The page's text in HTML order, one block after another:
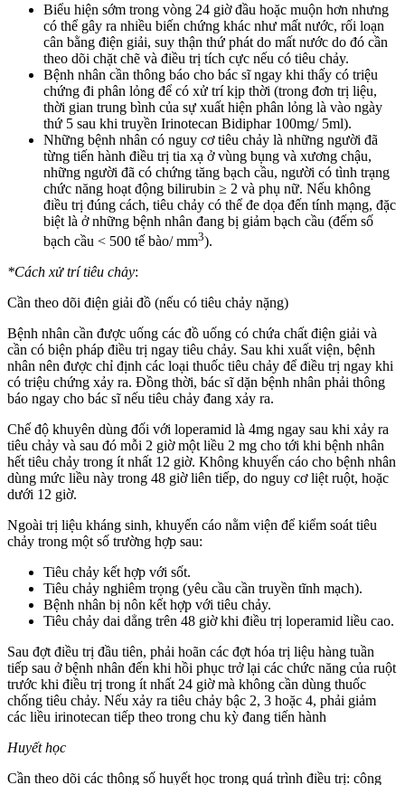
Biểu hiện sớm trong vòng 24 giờ đầu hoặc muộn hơn nhưng
có thể gây ra nhiều biến chứng khác như mất nước, rối loạn
cân bằng điện giải, suy thận thứ phát do mất nước do đó cần
theo dõi chặt chẽ và điều trị tích cực nếu có tiêu chảy.
Bệnh nhân cần thông báo cho bác sĩ ngay khi thấy có triệu
chứng đi phân lỏng để có xử trí kịp thời (trong đơn trị liệu,
thời gian trung bình của sự xuất hiện phân lỏng là vào ngày
thứ 5 sau khi truyền Irinotecan Bidiphar 100mg/ 5ml).
Những bệnh nhân có nguy cơ tiêu chảy là những người đã
từng tiến hành điều trị tia xạ ở vùng bụng và xương chậu,
những người đã có chứng tăng bạch cầu, người có tình trạng
chức năng hoạt động bilirubin ≥ 2 và phụ nữ. Nếu không
điều trị đúng cách, tiêu chảy có thể đe dọa đến tính mạng, đặc
biệt là ở những bệnh nhân đang bị giảm bạch cầu (đếm số
bạch cầu < 500 tế bào/ mm3).
*Cách xử trí tiêu chảy:
Cần theo dõi điện giải đồ (nếu có tiêu chảy nặng)
Bệnh nhân cần được uống các đồ uống có chứa chất điện giải và
cần có biện pháp điều trị ngay tiêu chảy. Sau khi xuất viện, bệnh
nhân nên được chỉ định các loại thuốc tiêu chảy để điều trị ngay khi
có triệu chứng xảy ra. Đồng thời, bác sĩ dặn bệnh nhân phải thông
báo ngay cho bác sĩ nếu tiêu chảy đang xảy ra.
Chế độ khuyên dùng đối với loperamid là 4mg ngay sau khi xảy ra
tiêu chảy và sau đó mỗi 2 giờ một liều 2 mg cho tới khi bệnh nhân
hết tiêu chảy trong ít nhất 12 giờ. Không khuyến cáo cho bệnh nhân
dùng mức liều này trong 48 giờ liên tiếp, do nguy cơ liệt ruột, hoặc
dưới 12 giờ.
Ngoài trị liệu kháng sinh, khuyến cáo nằm viện để kiểm soát tiêu
chảy trong một số trường hợp sau:
Tiêu chảy kết hợp với sốt.
Tiêu chảy nghiêm trọng (yêu cầu cần truyền tĩnh mạch).
Bệnh nhân bị nôn kết hợp với tiêu chảy.
Tiêu chảy dai dẳng trên 48 giờ khi điều trị loperamid liều cao.
Sau đợt điều trị đầu tiên, phải hoãn các đợt hóa trị liệu hàng tuần
tiếp sau ở bệnh nhân đến khi hồi phục trở lại các chức năng của ruột
trước khi điều trị trong ít nhất 24 giờ mà không cần dùng thuốc
chống tiêu chảy. Nếu xảy ra tiêu chảy bậc 2, 3 hoặc 4, phải giảm
các liều irinotecan tiếp theo trong chu kỳ đang tiến hành
Huyết học
Cần theo dõi các thông số huyết học trong quá trình điều trị: công